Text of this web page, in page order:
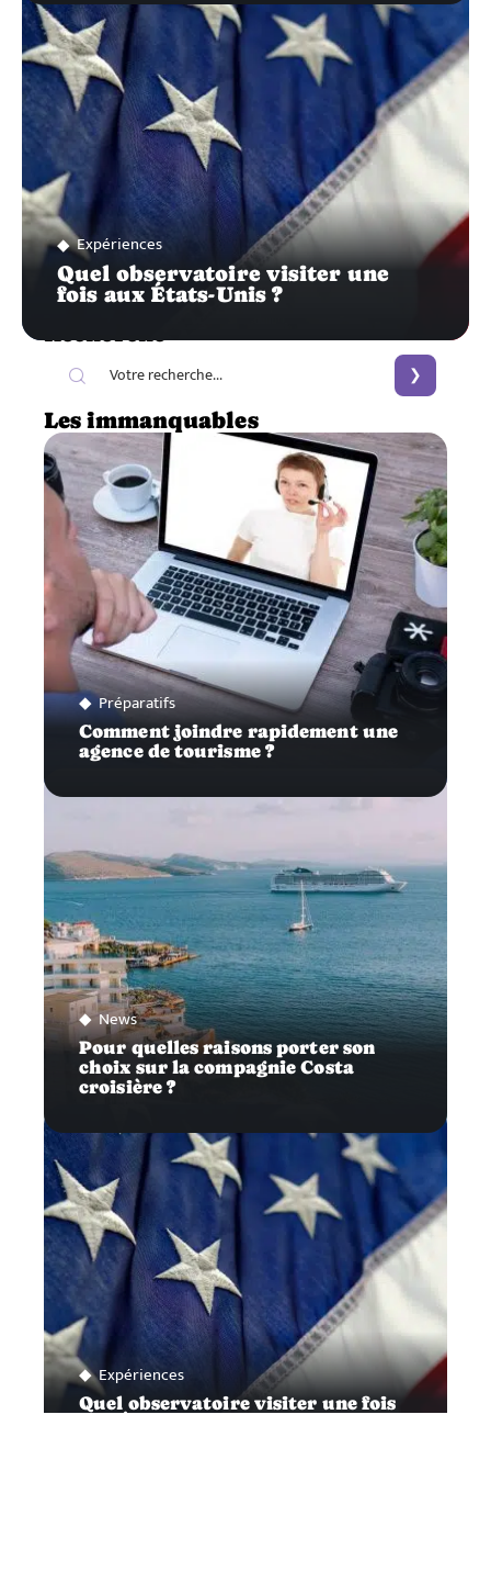
Expériences
Quel observatoire visiter une
fois aux États-Unis ?
Recherche
Les immanquables
Préparatifs
Comment joindre rapidement une
agence de tourisme ?
News
Pour quelles raisons porter son
choix sur la compagnie Costa
croisière ?
Expériences
Quel observatoire visiter une fois